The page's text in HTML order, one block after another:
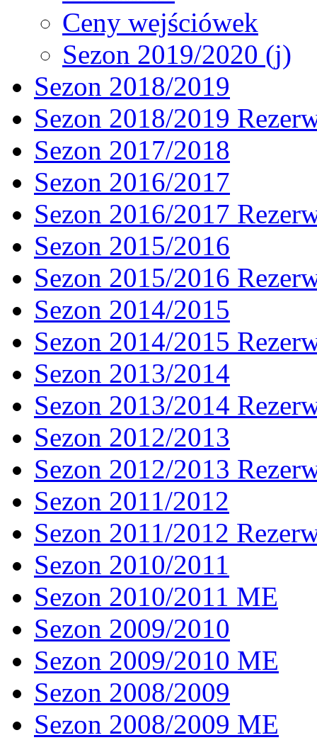
Ceny wejściówek
Sezon 2019/2020 (j)
Sezon 2018/2019
Sezon 2018/2019
Sezon 2017/2018
Sezon 2016/2017
Sezon 2016/2017
Sezon 2015/2016
Sezon 2015/2016
Sezon 2014/2015
Sezon 2014/2015
Sezon 2013/2014
Sezon 2013/2014
Sezon 2012/2013
Sezon 2012/2013
Sezon 2011/2012
Sezon 2011/2012
Sezon 2010/2011
Sezon 2010/2011 ME
Sezon 2009/2010
Sezon 2009/2010 ME
Sezon 2008/2009
Sezon 2008/2009 ME